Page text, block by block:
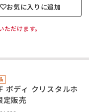
お気に入りに追加
だけます。
ボディ クリスタルホ
定販売